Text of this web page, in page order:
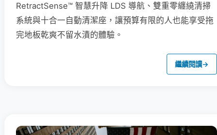
RetractSense™ 智慧升降 LDS 導航、雙重零纏繞清掃
系統與十合一自動清潔座，讓預算有限的人也能享受拖
完地板乾爽不留水漬的體驗。
繼續閱讀→